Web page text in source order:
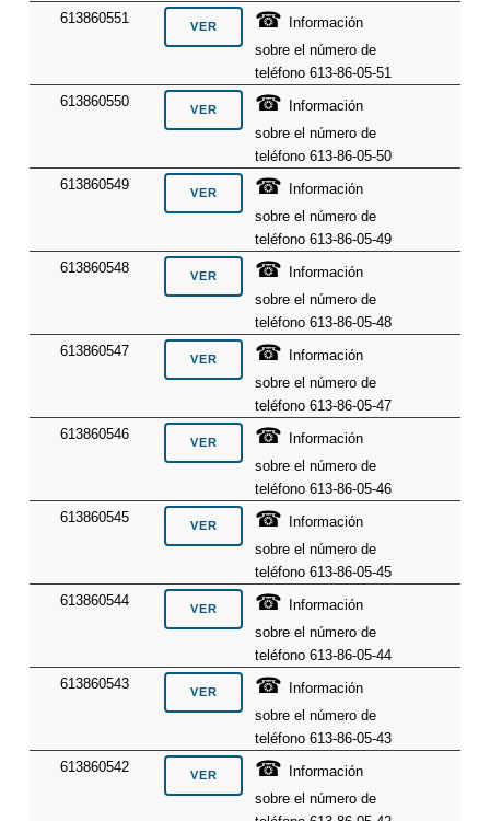
613860551
☎
Información
sobre el número de
teléfono 613-86-05-51
613860550
☎
Información
sobre el número de
teléfono 613-86-05-50
613860549
☎
Información
sobre el número de
teléfono 613-86-05-49
613860548
☎
Información
sobre el número de
teléfono 613-86-05-48
613860547
☎
Información
sobre el número de
teléfono 613-86-05-47
613860546
☎
Información
sobre el número de
teléfono 613-86-05-46
613860545
☎
Información
sobre el número de
teléfono 613-86-05-45
613860544
☎
Información
sobre el número de
teléfono 613-86-05-44
613860543
☎
Información
sobre el número de
teléfono 613-86-05-43
613860542
☎
Información
sobre el número de